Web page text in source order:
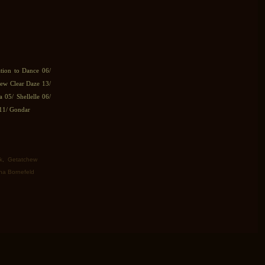
to Dance 06/
Clear Daze 13/
05/ Shellelle 06/
Gondar
Getatchew
Bornefeld